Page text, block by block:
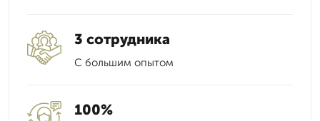
3 сотрудника
С большим опытом
100%